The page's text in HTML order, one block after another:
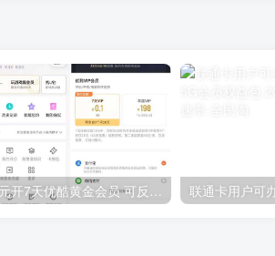
0.1元开7天优酷黄金会员 可反复开通需要关闭自动续费